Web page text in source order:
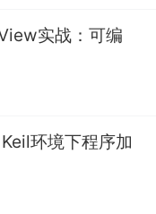
实战：可编
环境下程序加